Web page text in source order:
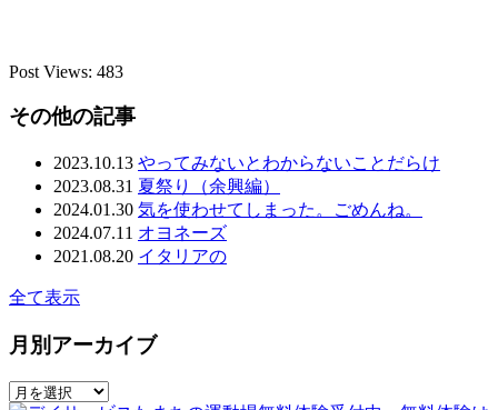
Post Views: 483
その他の記事
2023.10.13 やってみないとわからないことだらけ
2023.08.31 夏祭り（余興編）
2024.01.30 気を使わせてしまった。ごめんね。
2024.07.11 オヨネーズ
2021.08.20 イタリアの
全て表示
月別アーカイブ